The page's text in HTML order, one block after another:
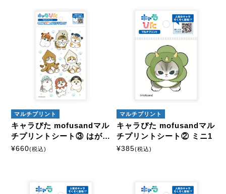
マルチプリント
キャラぴた mofusandマル
チプリントシート③ はがき
2
¥660(税込)
マルチプリント
キャラぴた mofusandマル
チプリントシート② ミニ1
¥385(税込)